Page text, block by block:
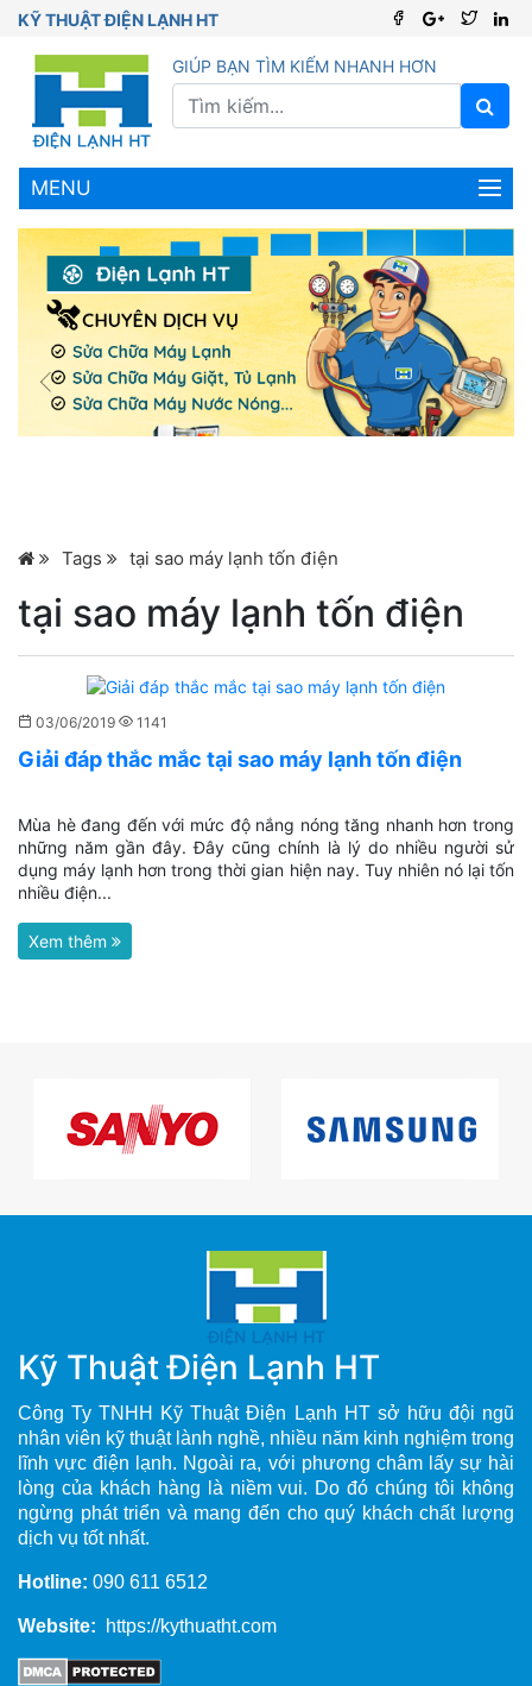
KỸ THUẬT ĐIỆN LẠNH HT
GIÚP BẠN TÌM KIẾM NHANH HƠN
MENU
Tags tại sao máy lạnh tốn điện
tại sao máy lạnh tốn điện
03/06/2019 1141
Giải đáp thắc mắc tại sao máy lạnh tốn điện
Mùa hè đang đến với mức độ nắng nóng tăng nhanh hơn trong
những năm gần đây. Đây cũng chính là lý do nhiều người sử
dụng máy lạnh hơn trong thời gian hiện nay. Tuy nhiên nó lại tốn
nhiều điện...
Xem thêm
Kỹ Thuật Điện Lạnh HT
Công Ty TNHH Kỹ Thuật Điện Lạnh HT sở hữu đội ngũ
nhân viên kỹ thuật lành nghề, nhiều năm kinh nghiệm trong
lĩnh vực điện lạnh. Ngoài ra, với phương châm lấy sự hài
lòng của khách hàng là niềm vui. Do đó chúng tôi không
ngừng phát triển và mang đến cho quý khách chất lượng
dịch vụ tốt nhất.
Hotline: 090 611 6512
Website: https://kythuatht.com